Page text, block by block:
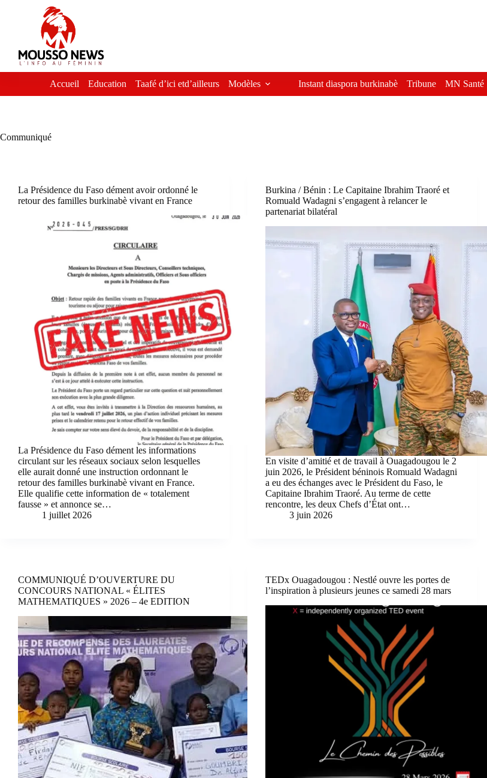
Accueil Education Taafé d’ici etd’ailleurs Modèles Instant diaspora burkinabè Tribune MN Santé
Communiqué
La Présidence du Faso dément avoir ordonné le
retour des familles burkinabè vivant en France
La Présidence du Faso dément les informations
circulant sur les réseaux sociaux selon lesquelles
elle aurait donné une instruction ordonnant le
retour des familles burkinabè vivant en France.
Elle qualifie cette information de « totalement
fausse » et annonce se…
1 juillet 2026
Burkina / Bénin : Le Capitaine Ibrahim Traoré et
Romuald Wadagni s’engagent à relancer le
partenariat bilatéral
En visite d’amitié et de travail à Ouagadougou le 2
juin 2026, le Président béninois Romuald Wadagni
a eu des échanges avec le Président du Faso, le
Capitaine Ibrahim Traoré. Au terme de cette
rencontre, les deux Chefs d’État ont…
3 juin 2026
COMMUNIQUÉ D’OUVERTURE DU
CONCOURS NATIONAL « ÉLITES
MATHEMATIQUES » 2026 – 4e EDITION
TEDx Ouagadougou : Nestlé ouvre les portes de
l’inspiration à plusieurs jeunes ce samedi 28 mars